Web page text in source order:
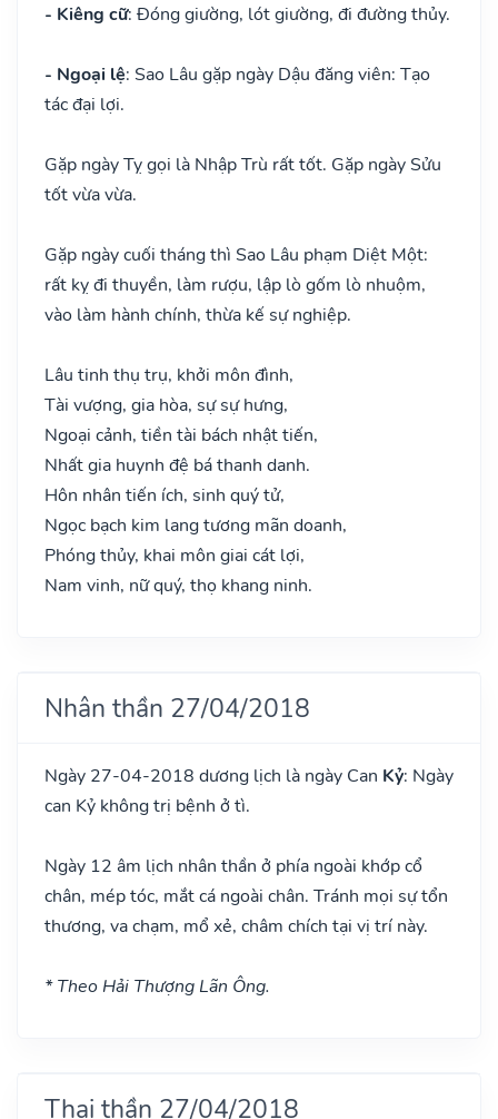
- Kiêng cữ: Đóng giường, lót giường, đi đường thủy.
- Ngoại lệ: Sao Lâu gặp ngày Dậu đăng viên: Tạo
tác đại lợi.
Gặp ngày Tỵ gọi là Nhập Trù rất tốt. Gặp ngày Sửu
tốt vừa vừa.
Gặp ngày cuối tháng thì Sao Lâu phạm Diệt Một:
rất kỵ đi thuyền, làm rượu, lập lò gốm lò nhuộm,
vào làm hành chính, thừa kế sự nghiệp.
Lâu tinh thụ trụ, khởi môn đình,
Tài vượng, gia hòa, sự sự hưng,
Ngoại cảnh, tiền tài bách nhật tiến,
Nhất gia huynh đệ bá thanh danh.
Hôn nhân tiến ích, sinh quý tử,
Ngọc bạch kim lang tương mãn doanh,
Phóng thủy, khai môn giai cát lợi,
Nam vinh, nữ quý, thọ khang ninh.
Nhân thần 27/04/2018
Ngày 27-04-2018 dương lịch là ngày Can Kỷ: Ngày
can Kỷ không trị bệnh ở tì.
Ngày 12 âm lịch nhân thần ở phía ngoài khớp cổ
chân, mép tóc, mắt cá ngoài chân. Tránh mọi sự tổn
thương, va chạm, mổ xẻ, châm chích tại vị trí này.
* Theo Hải Thượng Lãn Ông.
Thai thần 27/04/2018